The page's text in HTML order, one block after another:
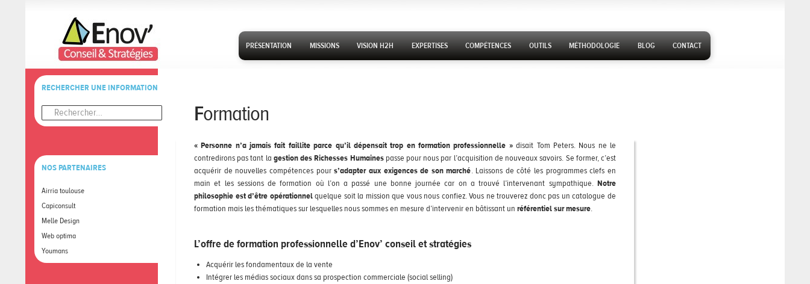
PRÉSENTATION
MISSIONS VISION H2H EXPERTISES COMPÉTENCES OUTILS MÉTHODOLOGIE BLOG CONTACT
Formation
« Personne n’a jamais fait faillite parce qu’il dépensait trop en formation professionnelle »disait Tom Peters. Nous ne le
contredirons pas tant la gestion des Richesses Humainespasse pour nous par l’acquisition de nouveaux savoirs. Se former, c’est
acquérir de nouvelles compétences pours’adapter aux exigences de son marché. Laissons de côté les programmes clefs en
main et les sessions de formation où l’on a passé une bonne journée car on a trouvé l’intervenant sympathique. Notre
philosophie est d’être opérationnelquelque soit la mission que vous nous confiez. Vous ne trouverez donc pas un catalogue de
formation mais les thématiques sur lesquelles nous sommes en mesure d’intervenir en bâtissant un référentiel sur mesure.
L’offre de formation professionnelle d’Enov’ conseil et stratégies
Acquérir les fondamentaux de la vente
Intégrer les médias sociaux dans sa prospection commerciale (social selling)
RECHERCHER UNE INFORMATION
Rechercher :
NOS PARTENAIRES
Airria toulouse
Capiconsult
Melle Design
Web optima
Youmans